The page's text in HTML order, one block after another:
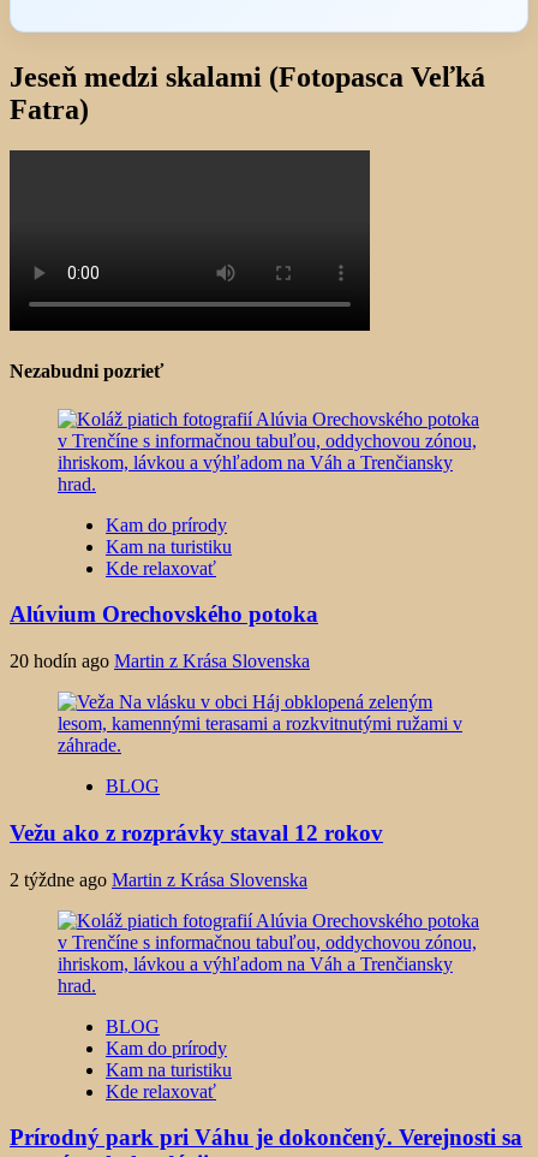
Jeseň medzi skalami (Fotopasca Veľká
Fatra)
Nezabudni pozrieť
Kam do prírody
Kam na turistiku
Kde relaxovať
Alúvium Orechovského potoka
20 hodín ago Martin z Krása Slovenska
BLOG
Vežu ako z rozprávky staval 12 rokov
2 týždne ago Martin z Krása Slovenska
BLOG
Kam do prírody
Kam na turistiku
Kde relaxovať
Prírodný park pri Váhu je dokončený. Verejnosti sa